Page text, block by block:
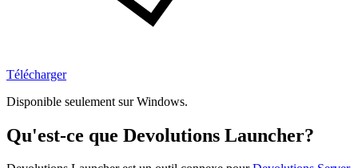
Télécharger
Disponible seulement sur Windows.
Qu'est-ce que Devolutions Launcher?